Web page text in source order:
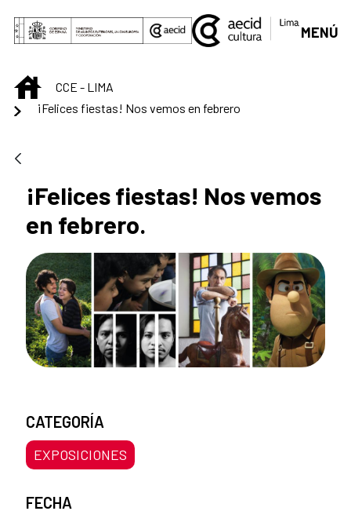
Saltar al contenido principal
MENÚ
INICIOCCE - LIMA
¡Felices fiestas! Nos vemos en febrero
¡Felices fiestas! Nos vemos
en febrero.
CATEGORÍA
EXPOSICIONES
FECHA